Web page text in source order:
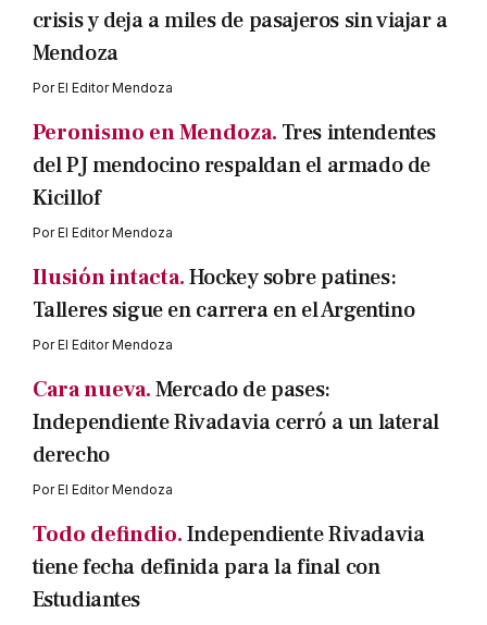
crisis y deja a miles de pasajeros sin viajar a
Mendoza
PorEl Editor Mendoza
Peronismo en Mendoza. Tres intendentes
del PJ mendocino respaldan el armado de
Kicillof
PorEl Editor Mendoza
Ilusión intacta.Hockey sobre patines:
Talleres sigue en carrera en el Argentino
PorEl Editor Mendoza
Cara nueva.Mercado de pases:
Independiente Rivadavia cerró a un lateral
derecho
PorEl Editor Mendoza
Todo defindio.Independiente Rivadavia
tiene fecha definida para la final con
Estudiantes